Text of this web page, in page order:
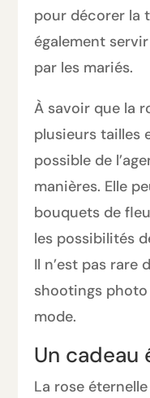
pour décorer la
également
par les mariés.
À savoir que la
plusieurs tailles
possible de
manières. Elle
bouquets de
les possibilités
Il n’est pas
shootings photo
mode.
Un cadeau
La rose